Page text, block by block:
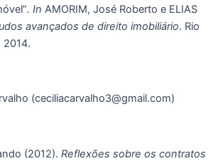
. In AMORIM, José Roberto e ELIAS
avançados de direito imobiliário. Rio
2014.
(ceciliacarvalho3@gmail.com)
(2012). Reflexões sobre os contratos